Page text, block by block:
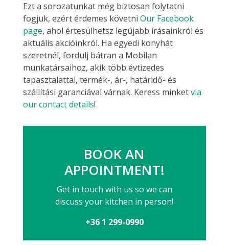
Ezt a sorozatunkat még biztosan folytatni
fogjuk, ezért érdemes követni Our Facebook
page, ahol értesülhetsz legújabb írásainkról és
aktuális akcióinkról. Ha egyedi konyhát
szeretnél, fordulj bátran a Mobilan
munkatársaihoz, akik több évtizedes
tapasztalattal, termék-, ár-, határidő- és
szállítási garanciával várnak. Keress minketvia
our contact details!
BOOK AN
APPOINTMENT!
Get in touch with us so we can
discuss your kitchen in person!
+36 1 299-0990